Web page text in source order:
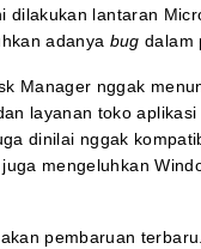
dilakukan lantaran
adanya bug dalam
Manager nggak
layanan toko aplikasi
dinilai nggak
mengeluhkan
pembaruan